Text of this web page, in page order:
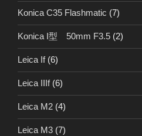
Konica C35 Flashmatic (7)
Konica I型 50mm F3.5 (2)
Leica If(6)
Leica IIIf(6)
Leica M2 (4)
Leica M3 (7)